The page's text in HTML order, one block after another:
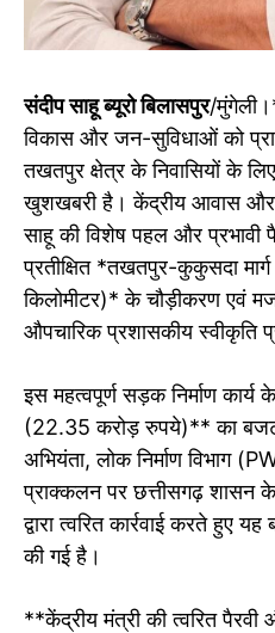
संदीप साहू ब्यूरो बिलासपुर/
विकास और जन-सुविधाओं को
तखतपुर क्षेत्र के निवासियों के
खुशखबरी है। केंद्रीय आवास और
साहू की विशेष पहल और
प्रतीक्षित *तखतपुर-कुकुसदा
किलोमीटर)* के चौड़ीकरण एवं
औपचारिक प्रशासकीय स्वीकृति
इस महत्वपूर्ण सड़क निर्माण
(22.35 करोड़ रुपये)** का
अभियंता, लोक निर्माण विभाग
प्राक्कलन पर छत्तीसगढ़ शासन के
द्वारा त्वरित कार्रवाई करते हुए
की गई है।
**केंद्रीय मंत्री की त्वरित